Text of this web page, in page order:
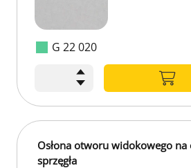
G 22 020
Osłona otworu widokowego
sprzęgła